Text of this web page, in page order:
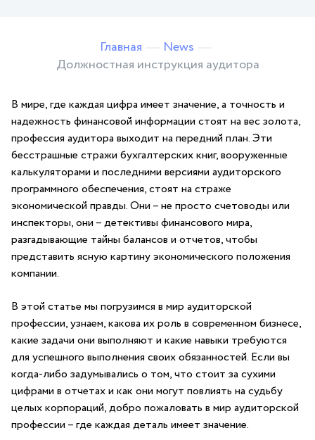
Главная
News
Должностная инструкция аудитора
В мире,⁤ где каждая‍ цифра имеет значение, а точность и
надежность финансовой информации стоят на вес золота,
профессия аудитора выходит на передний план.⁢ Эти
бесстрашные стражи бухгалтерских книг, вооруженные
калькуляторами и последними ​версиями аудиторского‍
программного обеспечения, стоят на страже
экономической правды. Они⁣ – не просто счетоводы или⁢
инспекторы, ⁣они – детективы финансового мира,
разгадывающие тайны балансов и отчетов, чтобы
представить ясную ​картину экономического положения
‌компании.
В этой⁣ статье мы погрузимся в мир​ аудиторской
профессии, узнаем, какова‌ их роль в ​современном бизнесе,​
какие ⁤задачи они выполняют и какие навыки требуются
для успешного выполнения своих обязанностей. ​Если вы
когда-либо задумывались о том, что стоит за ⁤сухими
цифрами в отчетах и как они могут повлиять на судьбу
целых‍ корпораций,​ добро пожаловать в мир аудиторской
профессии – где каждая деталь имеет значение.